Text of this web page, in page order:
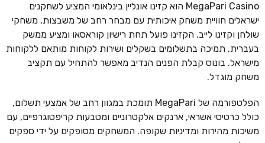
MegaPari Casino הוא קזינו אונליין בינלאומי המציע לשחקנים
ישראלים חוויית משחק איכותית עם מבחר רחב של משבצות, משחקי
שולחן וקזינו לייב. הקזינו פועל תחת רישיון קוראסאו ומציע ממשק
בעברית, תמיכה בתשלומים בשקלים ושירות לקוחות מותאם ללקוחות
מישראל. בונוס קבלת הפנים הנדיב מאפשר להתחיל עם תקציב
משחק מוגדל.
הפלטפורמה של MegaPari תומכת במגוון רחב של אמצעי תשלום,
כולל כרטיסי אשראי, ארנקים אלקטרוניים ומטבעות קריפטוגרפיים, עם
משיכות מהירות ומדיניות שקופה. המשחקים מסופקים על ידי ספקים